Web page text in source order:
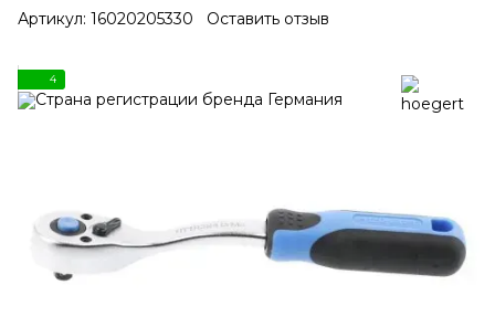
Артикул: 16020205330 Оставить отзыв
4